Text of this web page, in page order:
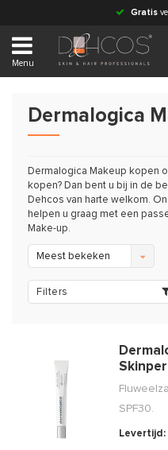
Gratis
Menu
Dermalogica
Dermalogica Makeup kopen
kopen? Dan bent u bij in de
Dehcos van harte welkom.
helpen u graag met een
Make-up.
Meest bekeken
Filters
SPF30.
Levertijd: